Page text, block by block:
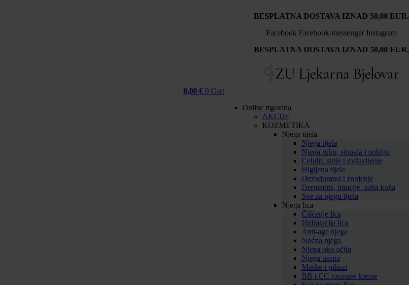
BESPLATNA DOSTAVA IZNAD 50,00 EUR.
Facebook Facebook-messenger Instagram
BESPLATNA DOSTAVA IZNAD 50,00 EUR.
0,00 € 0 Cart
Online trgovina
AKCIJE
KOZMETIKA
Njega tijela
Njega tijela
Njega ruku, stopala i noktiju
Celulit, strije i mršavljenje
Higijena tijela
Dezodoransi i znojenje
Dermatitis, iritacije, suha koža
Sve za njegu tijela
Njega lica
Čišćenje lica
Hidratacija lica
Anti-age njega
Noćna njega
Njega oko očiju
Njega usana
Maske i pilinzi
BB i CC tonirane kreme